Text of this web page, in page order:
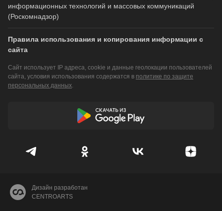
информационных технологий и массовых коммуникаций
(Роскомнадзор)
Правила использования и копирования информации с
сайта
Сайт использует IP адреса, cookie и данные геолокации пользователей
сайта, условия использования содержатся в политике по защите
персональных данных.
Дизайн разработан
CENTROARTS